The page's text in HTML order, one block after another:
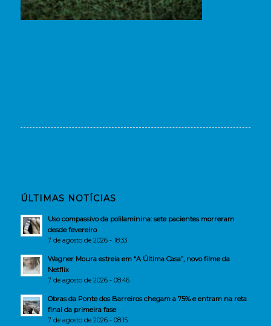
ÚLTIMAS NOTÍCIAS
Uso compassivo da polilaminina: sete pacientes morreram
desde fevereiro
7 de agosto de 2026 - 18:33
Wagner Moura estreia em “A Última Casa”, novo filme da
Netflix
7 de agosto de 2026 - 08:46
Obras da Ponte dos Barreiros chegam a 75% e entram na reta
final da primeira fase
7 de agosto de 2026 - 08:15